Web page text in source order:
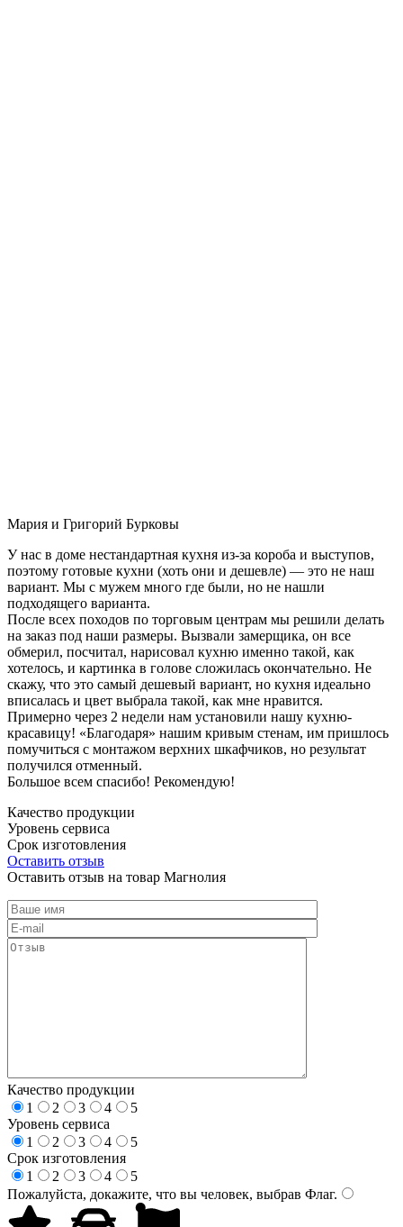
Мария и Григорий Бурковы
У нас в доме нестандартная кухня из-за короба и выступов,
поэтому готовые кухни (хоть они и дешевле) — это не наш
вариант. Мы с мужем много где были, но не нашли
подходящего варианта.
После всех походов по торговым центрам мы решили делать
на заказ под наши размеры. Вызвали замерщика, он все
обмерил, посчитал, нарисовал кухню именно такой, как
хотелось, и картинка в голове сложилась окончательно. Не
скажу, что это самый дешевый вариант, но кухня идеально
вписалась и цвет выбрала такой, как мне нравится.
Примерно через 2 недели нам установили нашу кухню-
красавицу! «Благодаря» нашим кривым стенам, им пришлось
помучиться с монтажом верхних шкафчиков, но результат
получился отменный.
Большое всем спасибо! Рекомендую!
Качество продукции
Уровень сервиса
Срок изготовления
Оставить отзыв
Оставить отзыв на товар Магнолия
Качество продукции
1
2 3 4
5
Уровень сервиса
1
2 3 4
5
Срок изготовления
1
2 3 4
5
Пожалуйста, докажите, что вы человек, выбрав Флаг.